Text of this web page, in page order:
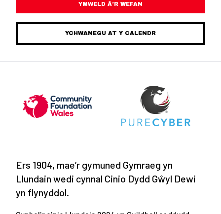
YMWELD Â’R WEFAN
YCHWANEGU AT Y CALENDR
Ers 1904, mae’r gymuned Gymraeg yn
Llundain wedi cynnal Cinio Dydd Gŵyl Dewi
yn flynyddol.